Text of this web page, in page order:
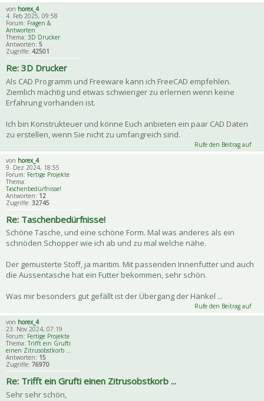
von horex_4
4. Feb 2025, 09:58
Forum: Fragen &
Antworten
Thema: 3D Drucker
Antworten: 5
Zugriffe: 42501
Re: 3D Drucker
Als CAD Programm und Freeware kann ich FreeCAD empfehlen.
Ziemlich mächtig und etwas schwieriger zu erlernen wenn keine
Erfahrung vorhanden ist.
Ich bin Konstrukteuer und könne Euch anbieten ein paar CAD Daten
zu erstellen, wenn Sie nicht zu umfangreich sind.
Rufe den Beitrag auf
von horex_4
9. Dez 2024, 18:55
Forum: Fertige Projekte
Thema:
Taschenbedürfnisse!
Antworten: 12
Zugriffe: 32745
Re: Taschenbedürfnisse!
Schöne Tasche, und eine schöne Form. Mal was anderes als ein
schnöden Schopper wie ich ab und zu mal welche nähe.
Der gemusterte Stoff, ja maritim. Mit passenden Innenfutter und auch
die Aussentasche hat ein Futter bekommen, sehr schön.
Was mir besonders gut gefällt ist der Übergang der Hänkel ...
Rufe den Beitrag auf
von horex_4
23. Nov 2024, 07:19
Forum: Fertige Projekte
Thema: Trifft ein Grufti
einen Zitrusobstkorb ...
Antworten: 15
Zugriffe: 76970
Re: Trifft ein Grufti einen Zitrusobstkorb ...
Sehr sehr schön,